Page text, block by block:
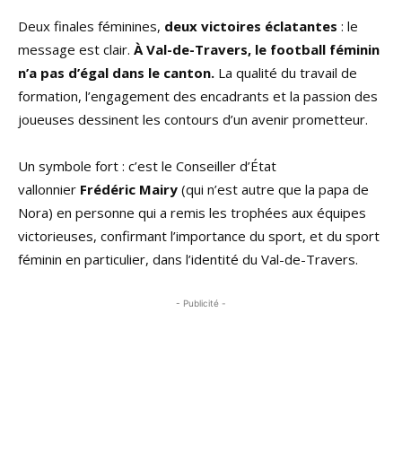
Deux finales féminines, deux victoires éclatantes : le
message est clair. À Val-de-Travers, le football féminin
n’a pas d’égal dans le canton. La qualité du travail de
formation, l’engagement des encadrants et la passion des
joueuses dessinent les contours d’un avenir prometteur.
Un symbole fort : c’est le Conseiller d’État
vallonnier Frédéric Mairy (qui n’est autre que la papa de
Nora) en personne qui a remis les trophées aux équipes
victorieuses, confirmant l’importance du sport, et du sport
féminin en particulier, dans l’identité du Val-de-Travers.
- Publicité -